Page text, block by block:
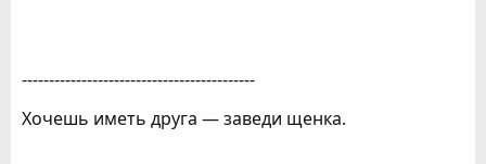
-------------------------------------------
Хочешь иметь друга — заведи щенка.